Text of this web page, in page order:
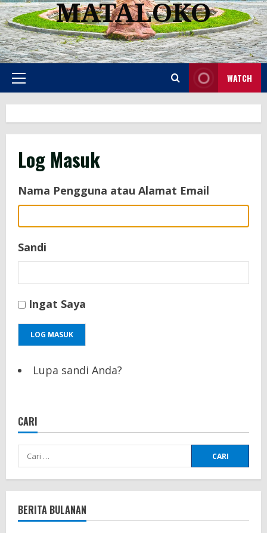
MATALOKO
Primary
WATCH
Log Masuk
Nama Pengguna atau Alamat Email
Sandi
Ingat Saya
LOG MASUK
Lupa sandi Anda?
CARI
Cari
untuk:
BERITA BULANAN